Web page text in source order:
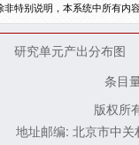
非特别说明，本系统中所有内
研究单元产出分布图
条目
版权所
地址邮编: 北京市中